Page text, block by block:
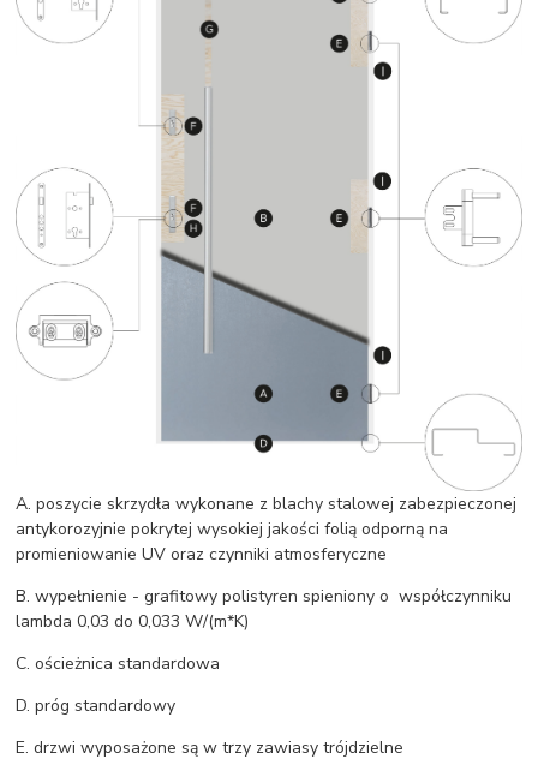
A. poszycie skrzydła wykonane z blachy stalowej zabezpieczonej
antykorozyjnie pokrytej wysokiej jakości folią odporną na
promieniowanie UV oraz czynniki atmosferyczne
B. wypełnienie - grafitowy polistyren spieniony o współczynniku
lambda 0,03 do 0,033 W/(m*K)
C. ościeżnica standardowa
D. próg standardowy
E. drzwi wyposażone są w trzy zawiasy trójdzielne